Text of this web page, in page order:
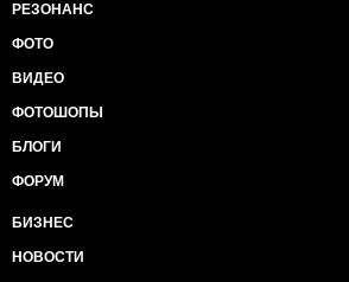
РЕЗОНАНС
ФОТО
ВИДЕО
ФОТОШОПЫ
БЛОГИ
ФОРУМ
БИЗНЕС
НОВОСТИ